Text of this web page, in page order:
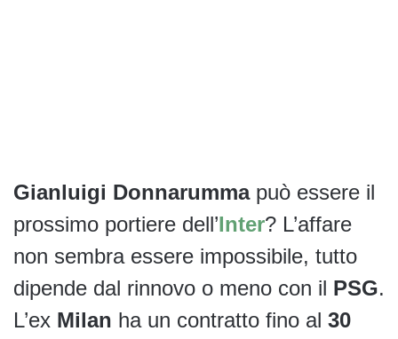
Gianluigi Donnarummapuò essere il
prossimo portiere dell’Inter? L’affare
non sembra essere impossibile, tutto
dipende dal rinnovo o meno con il PSG.
L’ex Milan ha un contratto fino al 30